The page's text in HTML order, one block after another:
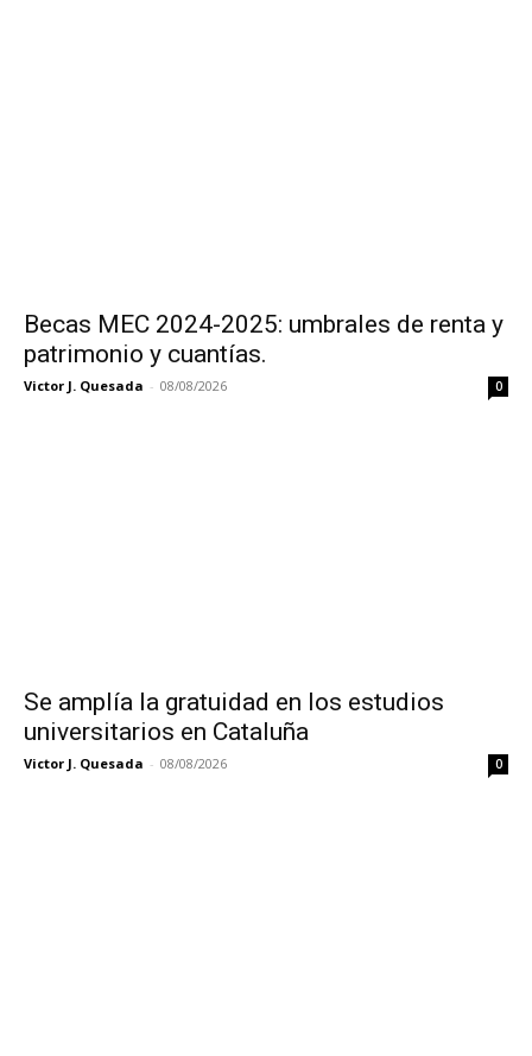
Becas MEC 2024-2025: umbrales de renta y
patrimonio y cuantías.
Victor J. Quesada - 08/08/2026 0
Se amplía la gratuidad en los estudios
universitarios en Cataluña
Victor J. Quesada - 08/08/2026 0